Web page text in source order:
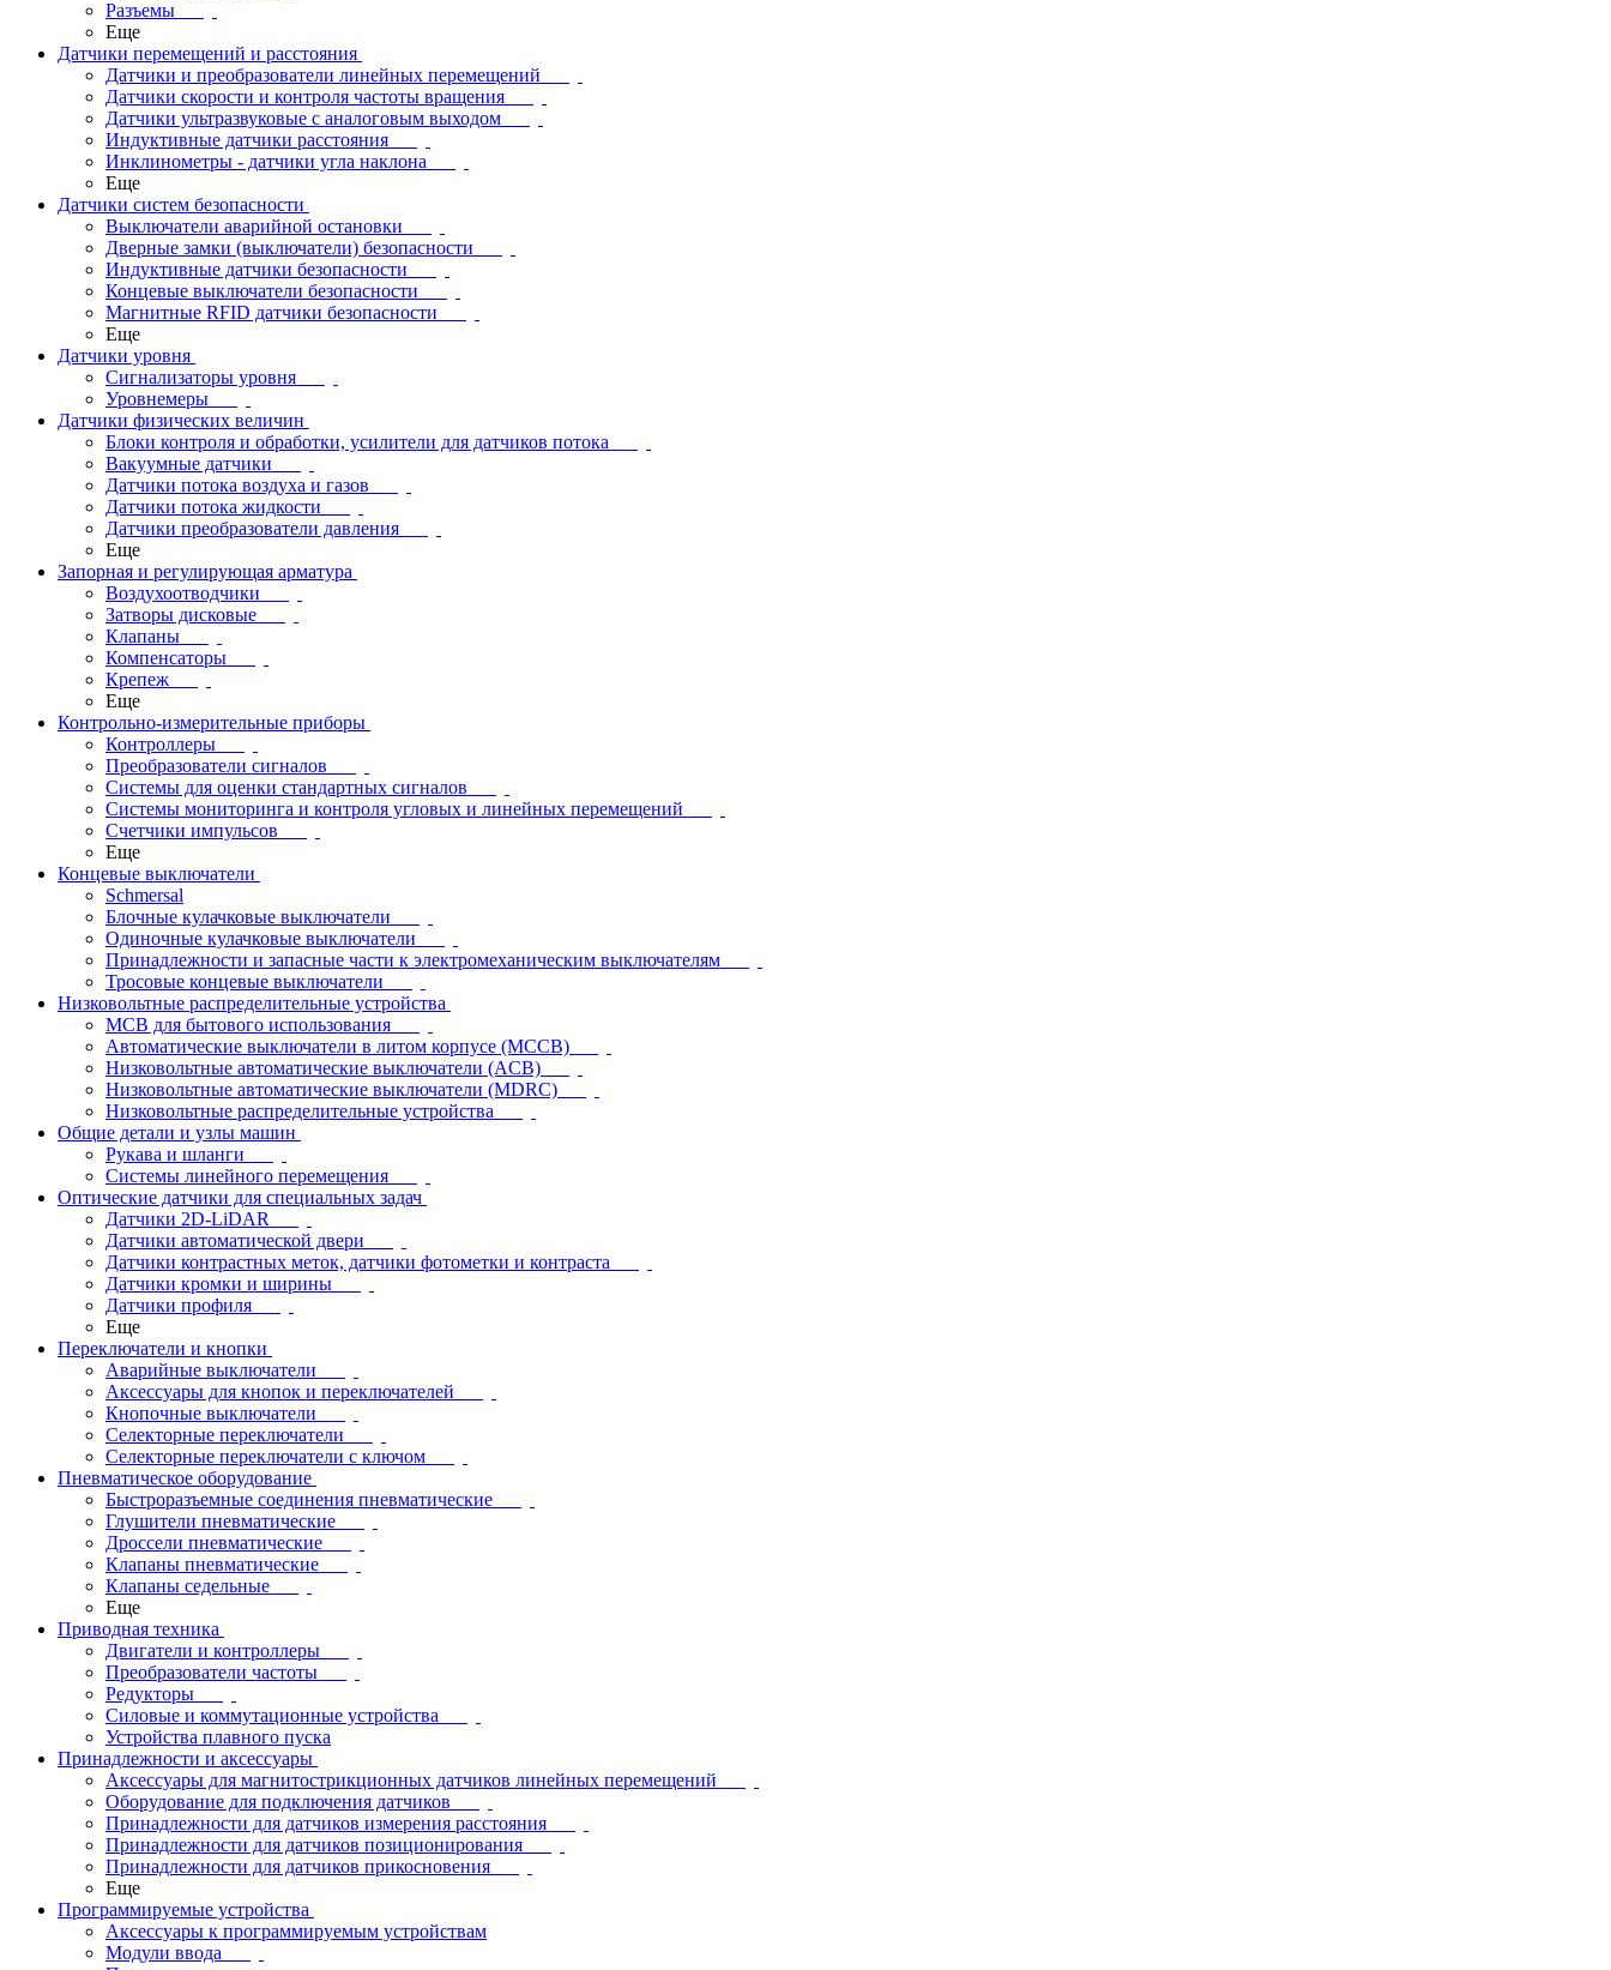
Разъемы
Еще
Датчики перемещений и расстояния
Датчики и преобразователи линейных перемещений
Датчики скорости и контроля частоты вращения
Датчики ультразвуковые с аналоговым выходом
Индуктивные датчики расстояния
Инклинометры - датчики угла наклона
Еще
Датчики систем безопасности
Выключатели аварийной остановки
Дверные замки (выключатели) безопасности
Индуктивные датчики безопасности
Концевые выключатели безопасности
Магнитные RFID датчики безопасности
Еще
Датчики уровня
Сигнализаторы уровня
Уровнемеры
Датчики физических величин
Блоки контроля и обработки, усилители для датчиков потока
Вакуумные датчики
Датчики потока воздуха и газов
Датчики потока жидкости
Датчики преобразователи давления
Еще
Запорная и регулирующая арматура
Воздухоотводчики
Затворы дисковые
Клапаны
Компенсаторы
Крепеж
Еще
Контрольно-измерительные приборы
Контроллеры
Преобразователи сигналов
Системы для оценки стандартных сигналов
Системы мониторинга и контроля угловых и линейных перемещений
Счетчики импульсов
Еще
Концевые выключатели
Schmersal
Блочные кулачковые выключатели
Одиночные кулачковые выключатели
Принадлежности и запасные части к электромеханическим выключателям
Тросовые концевые выключатели
Низковольтные распределительные устройства
MCB для бытового использования
Автоматические выключатели в литом корпусе (MCCB)
Низковольтные автоматические выключатели (ACB)
Низковольтные автоматические выключатели (MDRC)
Низковольтные распределительные устройства
Общие детали и узлы машин
Рукава и шланги
Системы линейного перемещения
Оптические датчики для специальных задач
Датчики 2D-LiDAR
Датчики автоматической двери
Датчики контрастных меток, датчики фотометки и контраста
Датчики кромки и ширины
Датчики профиля
Еще
Переключатели и кнопки
Аварийные выключатели
Аксессуары для кнопок и переключателей
Кнопочные выключатели
Селекторные переключатели
Селекторные переключатели с ключом
Пневматическое оборудование
Быстроразъемные соединения пневматические
Глушители пневматические
Дроссели пневматические
Клапаны пневматические
Клапаны седельные
Еще
Приводная техника
Двигатели и контроллеры
Преобразователи частоты
Редукторы
Силовые и коммутационные устройства
Устройства плавного пуска
Принадлежности и аксессуары
Аксессуары для магнитострикционных датчиков линейных перемещений
Оборудование для подключения датчиков
Принадлежности для датчиков измерения расстояния
Принадлежности для датчиков позиционирования
Принадлежности для датчиков прикосновения
Еще
Программируемые устройства
Аксессуары к программируемым устройствам
Модули ввода